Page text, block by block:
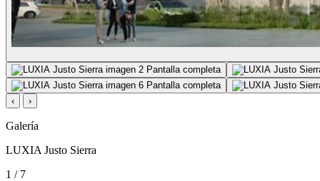
Pantalla completa
Pantalla completa
‹
›
Galería
LUXIA Justo Sierra
1 / 7